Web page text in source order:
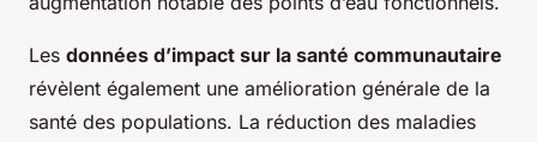
Les données d’impact sur la santé communautaire
révèlent également une amélioration générale de la
santé des populations. La réduction des maladies